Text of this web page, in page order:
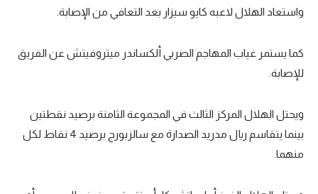
Gamers
تحقيق في الجول
تقرير في الجول
واستعاد الهلال لاعبه كايو سيزار بعد التعافي من الإصابة.
كما يستمر غياب المهاجم الصربي ألكساندر ميتروفيتش عن الفريق
للإصابة.
ويحتل الهلال المركز الثالث في المجموعة الثامنة برصيد نقطتين
بينما يتقاسم ريال مدريد الصدارة مع سالزبورج برصيد 4 نقاط لكل
منهما.